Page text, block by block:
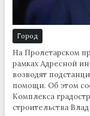
Город
На Пролетарском
рамках Адресной
возводят
помощи. Об этом
Комплекса
строительства